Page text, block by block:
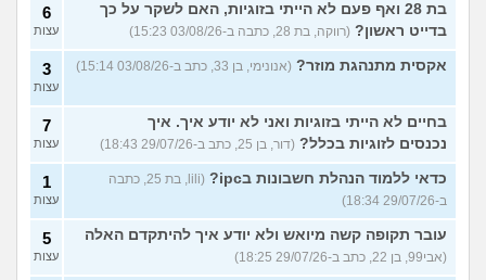
בת 28 ואף פעם לא הייתי בזוגיות, האם לשקר על כך
בדייט ראשון? (רווקה, בת 28, כתבה ב-03/08/26 15:23)
6
עצות
אקסית מתנהגת מוזר? (אנונימי, בן 33, כתב ב-03/08/26 15:14) 3
עצות
בחיים לא הייתי בזוגיות ואני לא יודע איך. איך
נכנסים לזוגיות בכלל? (דור, בן 25, כתב ב-29/07/26 18:43)
7
עצות
כדאי ללמוד הנהלת חשבונות בipc?
(lili, בת 25, כתבה
ב-29/07/26 18:34)
1
עצות
עובר תקופה קשה מיואש ולא יודע איך להיתקדם האלה
(אבי99, בן 22, כתב ב-29/07/26 18:25)
5
עצות